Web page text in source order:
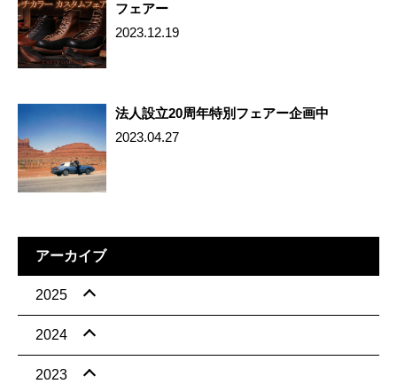
フェアー
2023.12.19
法人設立20周年特別フェアー企画中
2023.04.27
アーカイブ
2025
2024
2023